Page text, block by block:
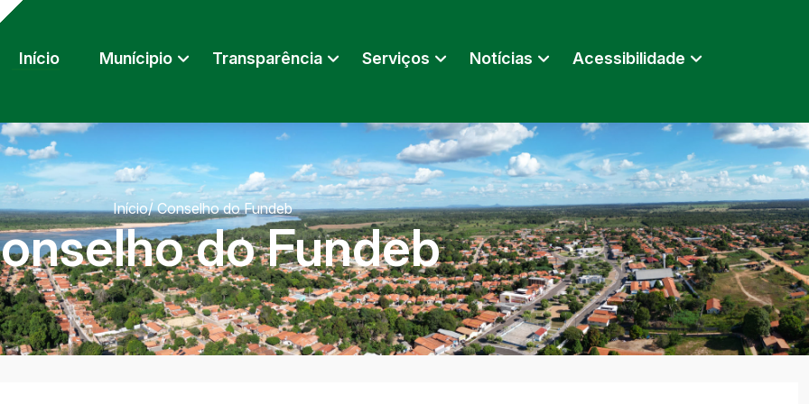
Início Munícipio Transparência Serviços Notícias Acessibilidade
Início/ Conselho do Fundeb
do Fundeb